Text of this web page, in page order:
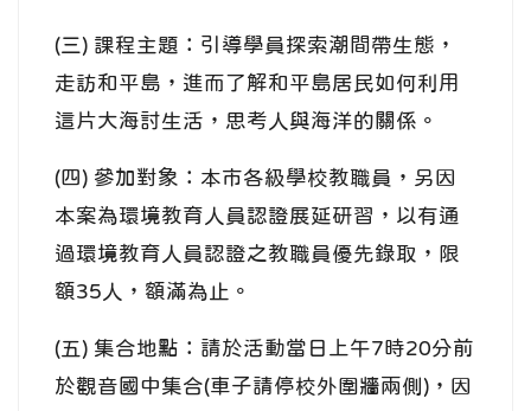
(三) 課程主題：引導學員探索潮間帶生態，
走訪和平島，進而了解和平島居民如何利用
這片大海討生活，思考人與海洋的關係。
(四) 參加對象：本市各級學校教職員，另因
本案為環境教育人員認證展延研習，以有通
過環境教育人員認證之教職員優先錄取，限
額35人，額滿為止。
(五) 集合地點：請於活動當日上午7時20分前
於觀音國中集合(車子請停校外圍牆兩側)，因